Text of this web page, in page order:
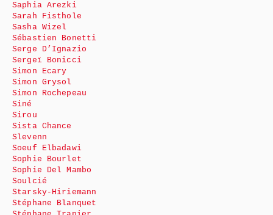
Saphia Arezki
Sarah Fisthole
Sasha Wizel
Sébastien Bonetti
Serge D’Ignazio
Sergeï Bonicci
Simon Ecary
Simon Grysol
Simon Rochepeau
Siné
Sirou
Sista Chance
Slevenn
Soeuf Elbadawi
Sophie Bourlet
Sophie Del Mambo
Soulcié
Starsky-Hiriemann
Stéphane Blanquet